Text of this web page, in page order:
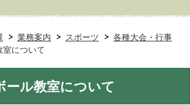
業務案内 スポーツ
各種大会・行事
室について
ール教室について